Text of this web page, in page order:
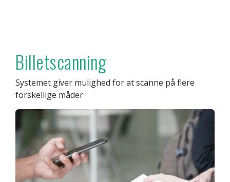
Billetscanning
Systemet giver mulighed for at scanne på flere
forskellige måder